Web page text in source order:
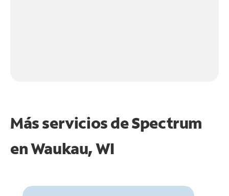
Más servicios de Spectrum
enWaukau, WI